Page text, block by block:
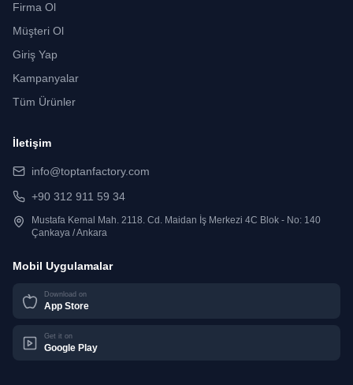
Firma Ol
Müşteri Ol
Giriş Yap
Kampanyalar
Tüm Ürünler
İletişim
info@toptanfactory.com
+90 312 911 59 34
Mustafa Kemal Mah. 2118. Cd. Maidan İş Merkezi 4C Blok - No: 140
Çankaya / Ankara
Mobil Uygulamalar
Download on
App Store
Get it on
Google Play